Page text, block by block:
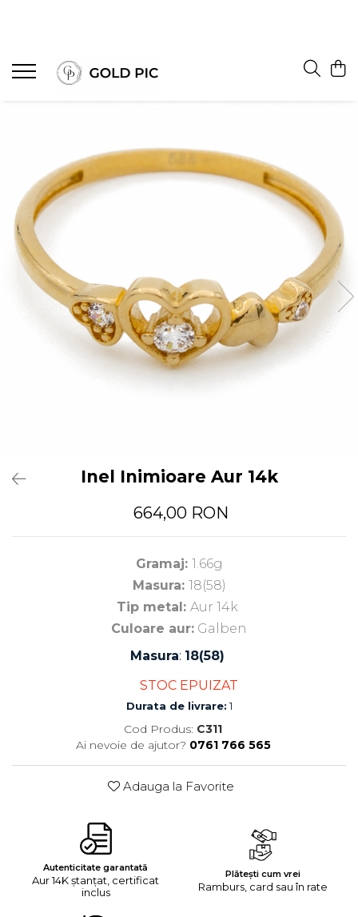
Inel Inimioare Aur 14k
664,00 RON
Gramaj: 1.66g
Masura: 18(58)
Tip metal: Aur 14k
Culoare aur: Galben
Masura: 18(58)
STOC EPUIZAT
Durata de livrare:1
Cod Produs: C311
Ai nevoie de ajutor? 0761 766 565
Adauga la Favorite
Autenticitate garantată
Aur 14K ștanțat, certificat
inclus
Plătești cum vrei
Ramburs, card sau în rate